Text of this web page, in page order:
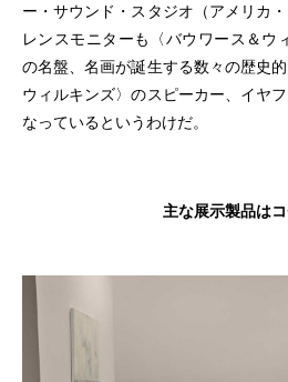
ー・サウンド・スタジオ（アメリカ
レンスモニターも〈バウワース＆ウ
の名盤、名画が誕生する数々の歴史
ウィルキンズ〉のスピーカー、イヤ
なっているというわけだ。
主な展示製品はコ